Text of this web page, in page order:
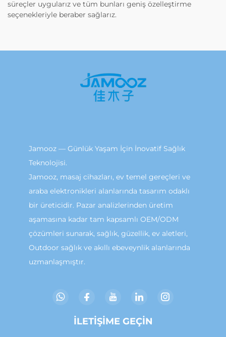
süreçler uygularız ve tüm bunları geniş özelleştirme
seçenekleriyle beraber sağlarız.
Jamooz — Günlük Yaşam İçin İnovatif Sağlık
Teknolojisi.
Jamooz, masaj cihazları, ev temel gereçleri ve
araba elektronikleri alanlarında tasarım odaklı
bir üreticidir. Pazar analizlerinden üretim
aşamasına kadar tam kapsamlı OEM/ODM
çözümleri sunarak, sağlık, güzellik, ev aletleri,
Outdoor sağlık ve akıllı ebeveynlik alanlarında
uzmanlaşmıştır.
İLETIŞIME GEÇIN